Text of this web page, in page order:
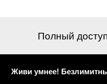
Полный
Живи умнее!